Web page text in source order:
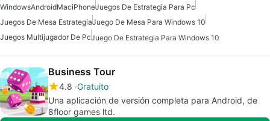
WindowsAndroidMaciPhoneJuegos De Estrategia Para Pc
Juegos De Mesa EstrategiaJuego De Mesa Para Windows 10
Juegos Multijugador De PcJuego De Estrategia Para Windows 10
Business Tour
4.8 Gratuito
Una aplicación de versión completa para Android, de
8floor games ltd.